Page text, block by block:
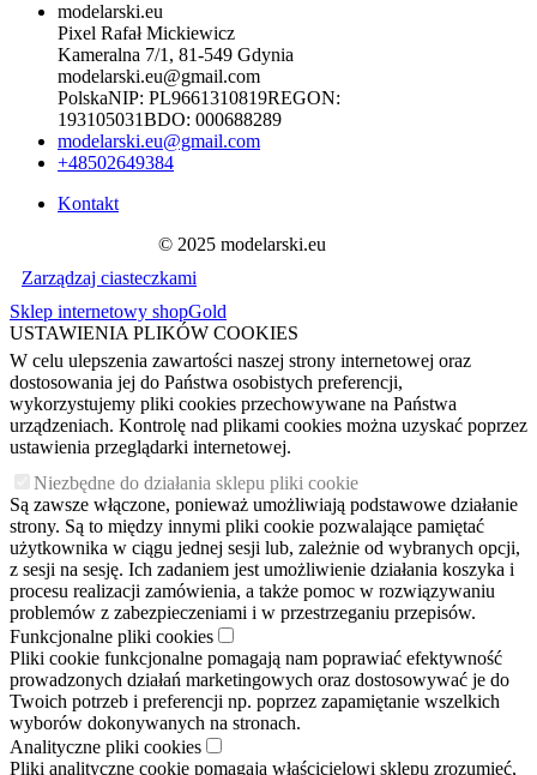
modelarski.eu
Pixel Rafał Mickiewicz
Kameralna 7/1, 81-549 Gdynia
modelarski.eu@gmail.com
PolskaNIP: PL9661310819REGON:
193105031BDO: 000688289
modelarski.eu@gmail.com
+48502649384
Kontakt
© 2025 modelarski.eu
Zarządzaj ciasteczkami
Sklep internetowy shopGold
USTAWIENIA PLIKÓW COOKIES
W celu ulepszenia zawartości naszej strony internetowej oraz
dostosowania jej do Państwa osobistych preferencji,
wykorzystujemy pliki cookies przechowywane na Państwa
urządzeniach. Kontrolę nad plikami cookies można uzyskać poprzez
ustawienia przeglądarki internetowej.
Niezbędne do działania sklepu pliki cookie
Są zawsze włączone, ponieważ umożliwiają podstawowe działanie
strony. Są to między innymi pliki cookie pozwalające pamiętać
użytkownika w ciągu jednej sesji lub, zależnie od wybranych opcji,
z sesji na sesję. Ich zadaniem jest umożliwienie działania koszyka i
procesu realizacji zamówienia, a także pomoc w rozwiązywaniu
problemów z zabezpieczeniami i w przestrzeganiu przepisów.
Funkcjonalne pliki cookies
Pliki cookie funkcjonalne pomagają nam poprawiać efektywność
prowadzonych działań marketingowych oraz dostosowywać je do
Twoich potrzeb i preferencji np. poprzez zapamiętanie wszelkich
wyborów dokonywanych na stronach.
Analityczne pliki cookies
Pliki analityczne cookie pomagają właścicielowi sklepu zrozumieć,